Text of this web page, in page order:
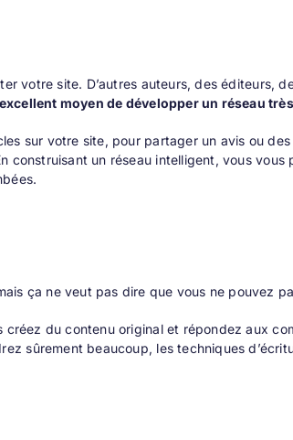
votre site. D’autres auteurs, des éditeurs,
excellent moyen de développer un réseau
sur votre site, pour partager un avis ou
construisant un réseau intelligent, vous vous
ça ne veut pas dire que vous ne pouvez
du contenu original et répondez aux
sûrement beaucoup, les techniques